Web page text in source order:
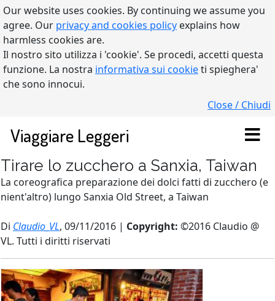
Our website uses cookies. By continuing we assume you
agree. Our privacy and cookies policy explains how
harmless cookies are.
Il nostro sito utilizza i 'cookie'. Se procedi, accetti questa
funzione. La nostra informativa sui cookieti spieghera'
che sono innocui.
Close / Chiudi
Viaggiare Leggeri
Tirare lo zucchero a Sanxia, Taiwan
La coreografica preparazione dei dolci fatti di zucchero (e
nient'altro) lungo Sanxia Old Street, a Taiwan
Di Claudio_VL, 09/11/2016 | Copyright: ©2016 Claudio @
VL. Tutti i diritti riservati